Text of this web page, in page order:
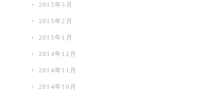
2015年3月
2015年2月
2015年1月
2014年12月
2014年11月
2014年10月